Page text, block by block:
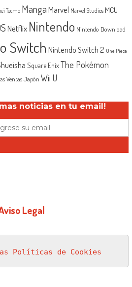
Tecmo MangaMarvel Marvel Studios MCU
Netflix Nintendo Nintendo Download
Switch Nintendo Switch 2 One Piece
Square EnixThe Pokémon
Ventas Japón Wii U
noticias en tu email!
Legal
Políticas de Cookies